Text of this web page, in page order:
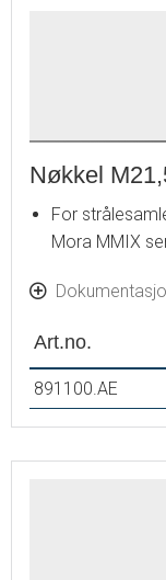
Nøkkel
For
Mora MMIX
Art.no.
891100.AE